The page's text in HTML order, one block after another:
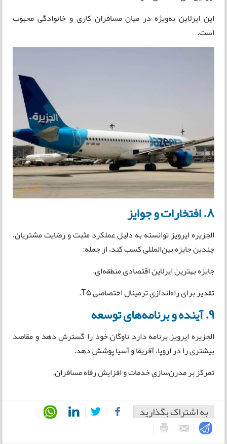
این ایرلاین به‌ویژه در میان مسافران کاری و خانوادگی محبوب
است.
8. افتخارات و جوایز
الجزیره ایرویز توانسته به دلیل عملکرد مثبت و رضایت مشتریان،
چندین جایزه بین‌المللی کسب کند، از جمله:
جایزه بهترین ایرلاین اقتصادی منطقه‌ای.
تقدیر برای راه‌اندازی ترمینال اختصاصی T5.
9. آینده و برنامه‌های توسعه
الجزیره ایرویز برنامه دارد ناوگان خود را گسترش دهد و مقاصد
بیشتری را در اروپا، آفریقا و آسیا پوشش دهد.
تمرکز بر مدرن‌سازی خدمات و افزایش رفاه مسافران.
به اشتراک بگذارید